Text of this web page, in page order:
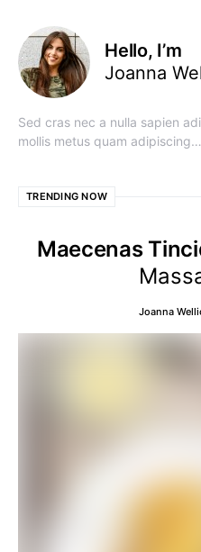
Hello, I’m
Joanna
Sed cras nec a nulla sapien
mollis metus quam adipiscing…
TRENDING NOW
Maecenas
Joanna